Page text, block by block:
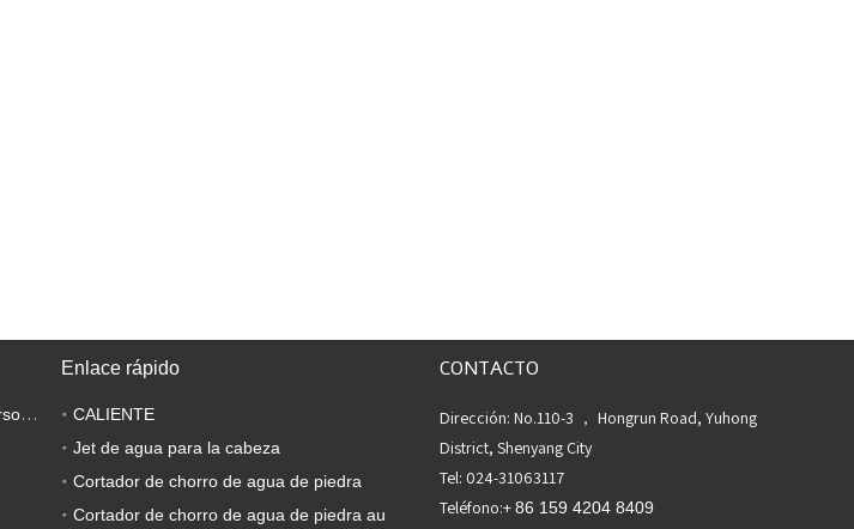
Máquina de corte de chorro de agua personalizada
Enlace rápido
CALIENTE
Jet de agua para la cabeza
Cortador de chorro de agua de piedra
Cortador de chorro de agua de piedra au
CONTACTO
Dirección: No.110-3 ， Hongrun Road, Yuhong
District, Shenyang City
Tel: 024-31063117
Teléfono:+86 159 4204 8409